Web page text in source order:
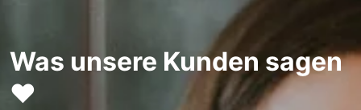
Was unsere Kunden sagen
❤️